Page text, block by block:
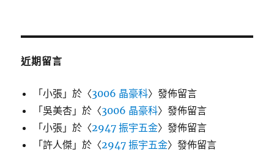
近期留言
「小張 」於〈3006 晶豪科〉發佈留言
「吳美杏 」於〈3006 晶豪科〉發佈留言
「小張 」於〈2947 振宇五金〉發佈留言
「許人傑 」於〈2947 振宇五金〉發佈留言